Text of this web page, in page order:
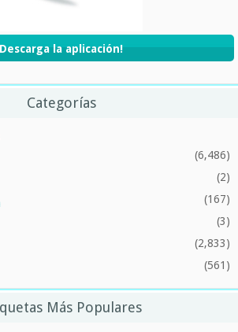
la aplicación!
Categorías
(6,486)
(2)
(167)
(3)
(2,833)
(561)
Más Populares